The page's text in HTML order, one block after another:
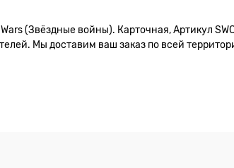
(Звёздные войны). Карточная, Артикул
Мы доставим ваш заказ по всей